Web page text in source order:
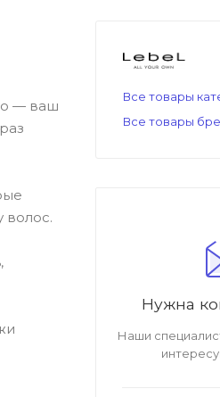
— ваш
волос.
Все товары
Все товары
Нужна
Наши